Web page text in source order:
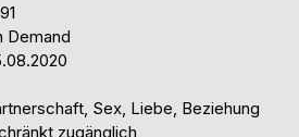
Demand
Sex, Liebe, Beziehung
zugänglich